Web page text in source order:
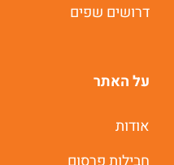
דרושים שפים
על האתר
אודות